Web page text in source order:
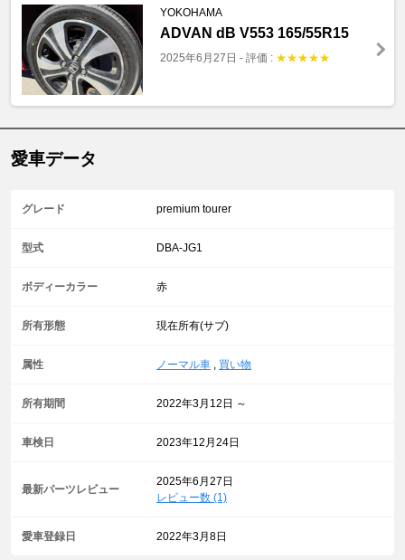
YOKOHAMA
ADVAN dB V553 165/55R15
2025年6月27日 - 評価 : ★★★★★
愛車データ
グレード premium tourer
型式 DBA-JG1
ボディーカラー 赤
所有形態 現在所有(サブ)
属性 ノーマル車 , 買い物
所有期間 2022年3月12日 ～
車検日 2023年12月24日
最新パーツレビュー
2025年6月27日
レビュー数 (1)
愛車登録日 2022年3月8日